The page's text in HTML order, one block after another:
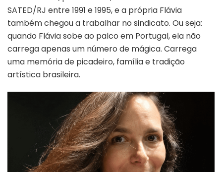
SATED/RJ entre 1991 e 1995, e a própria Flávia
também chegou a trabalhar no sindicato. Ou seja:
quando Flávia sobe ao palco em Portugal, ela não
carrega apenas um número de mágica. Carrega
uma memória de picadeiro, família e tradição
artística brasileira.